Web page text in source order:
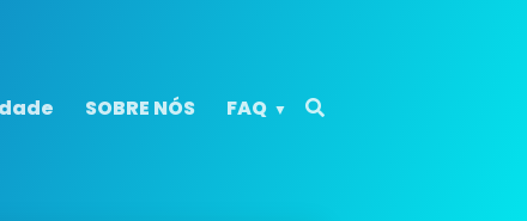
SOBRE NÓS FAQ